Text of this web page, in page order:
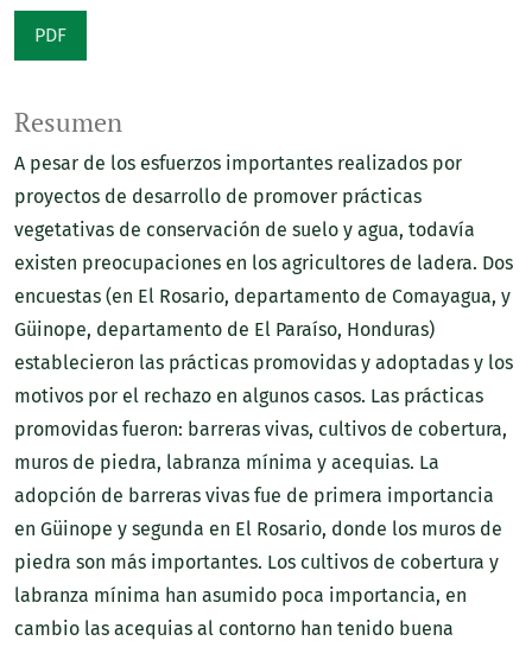
PDF
Resumen
A pesar de los esfuerzos importantes realizados por
proyectos de desarrollo de promover prácticas
vegetativas de conservación de suelo y agua, todavía
existen preocupaciones en los agricultores de ladera. Dos
encuestas (en El Rosario, departamento de Comayagua, y
Güinope, departamento de El Paraíso, Honduras)
establecieron las prácticas promovidas y adoptadas y los
motivos por el rechazo en algunos casos. Las prácticas
promovidas fueron: barreras vivas, cultivos de cobertura,
muros de piedra, labranza mínima y acequias. La
adopción de barreras vivas fue de primera importancia
en Güinope y segunda en El Rosario, donde los muros de
piedra son más importantes. Los cultivos de cobertura y
labranza mínima han asumido poca importancia, en
cambio las acequias al contorno han tenido buena